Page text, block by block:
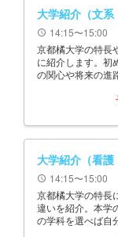
大学紹介（文
schedule 14:15〜15:00
京都橘大学の特長
に紹介します。初
の関心や将来の進
大学紹介（看
schedule 14:15〜15:00
京都橘大学の特長
違いを紹介。本学
の学科を選べば自